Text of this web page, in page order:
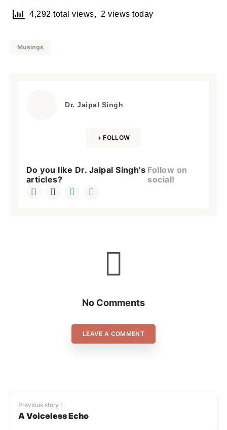
4,292 total views, 2 views today
Musings
Dr. Jaipal Singh
+ FOLLOW
Do you like Dr. Jaipal Singh's
articles?
Follow on
social!
No Comments
LEAVE A COMMENT
Previous story :
A Voiceless Echo